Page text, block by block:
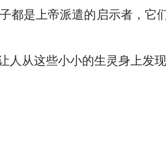
是上帝派遣的启示者，它
从这些小小的生灵身上发